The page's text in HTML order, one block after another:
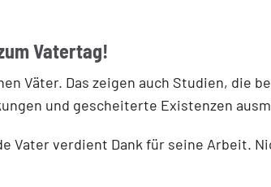
Vatertag!
Väter. Das zeigen auch Studien, die
und gescheiterte Existenzen
Vater verdient Dank für seine Arbeit.